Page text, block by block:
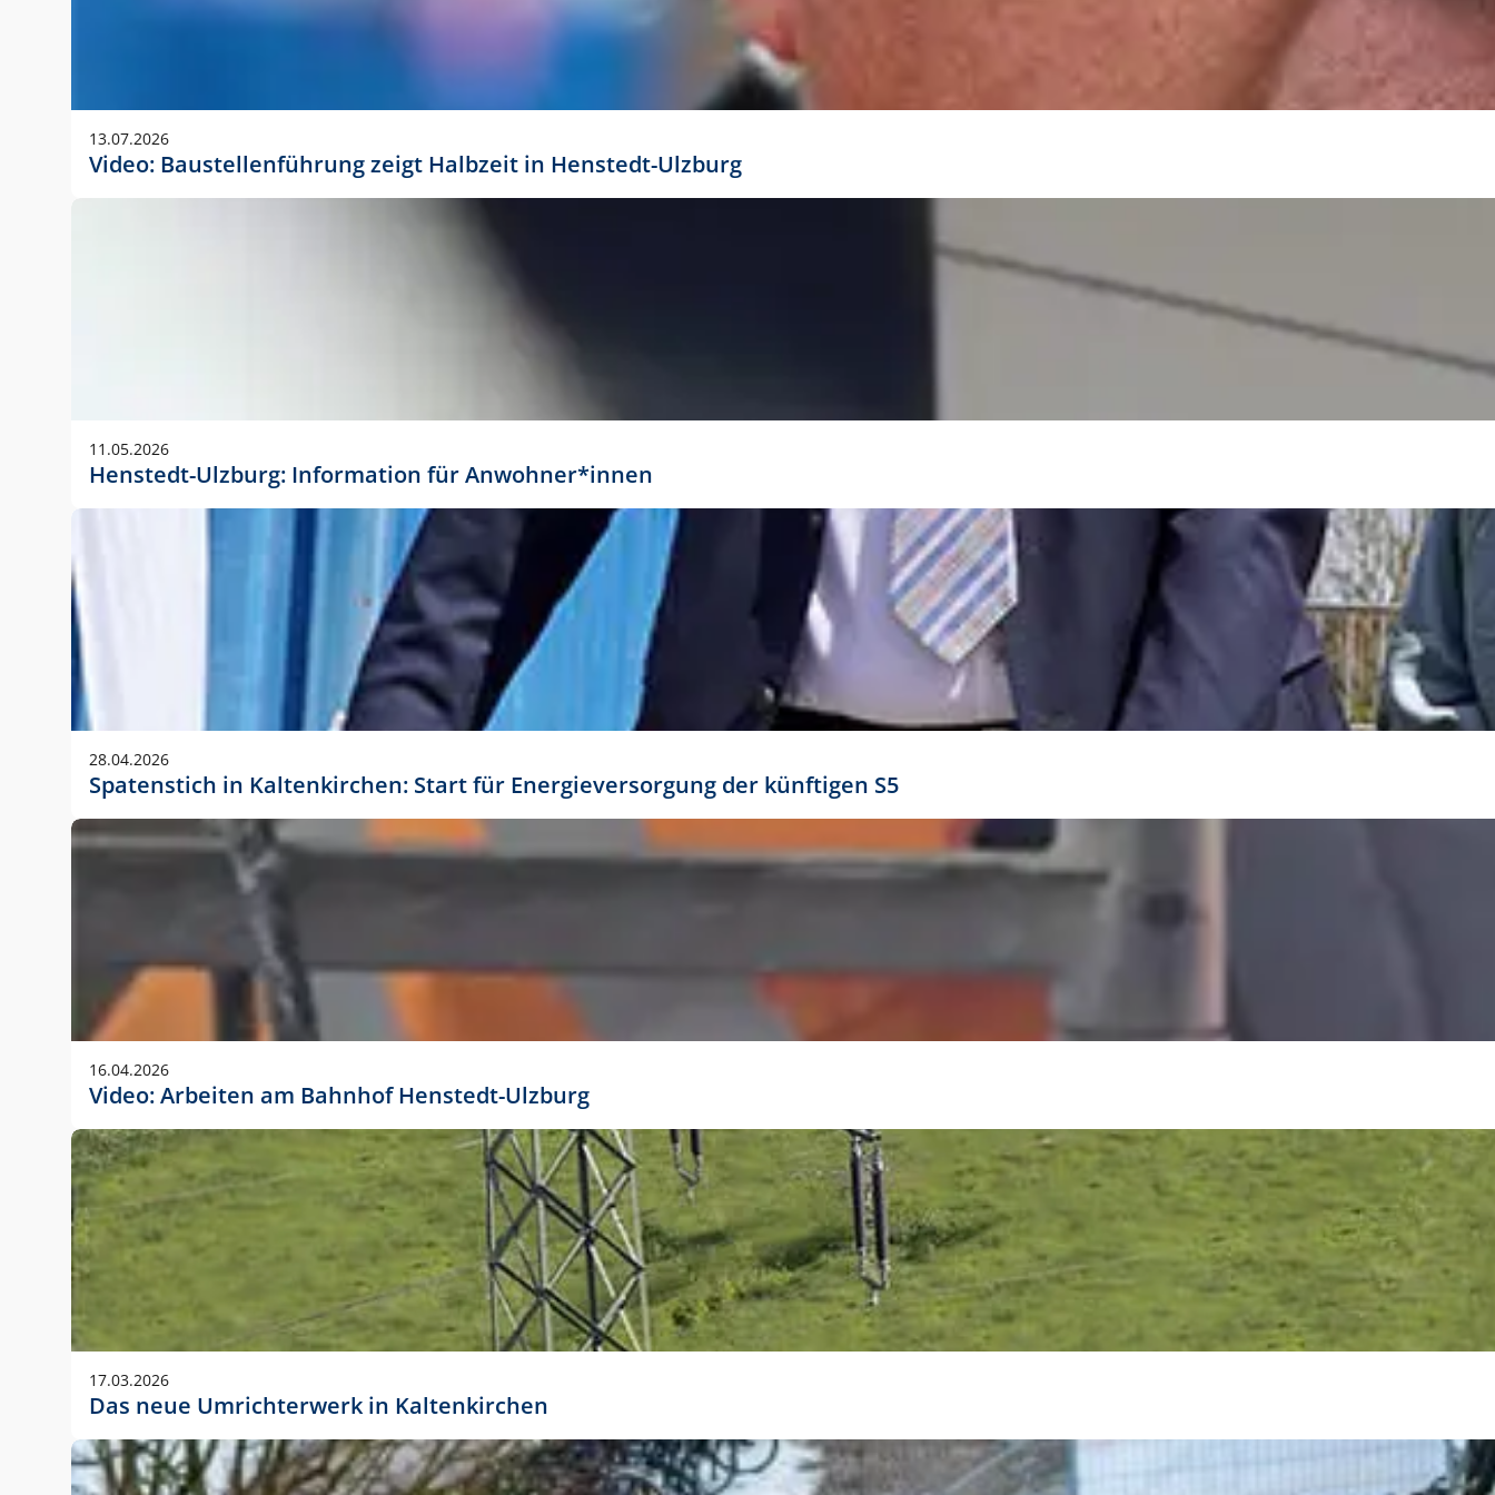
Anwendungsgröße im Layout:
Die Logohöhe beträgt 4 – 10 % der jeweiligen Formathöhe. Daraus ergeben sich für gängige Formate
folgende fest definierte Anwendungsgrößen im Layout:
DIN A3 – 15 mm hoch (5 %)
DIN A1 – 39 mm hoch (5 %)
DIN lang – 10 mm hoch (5 %)
1080 x 1080 px – 78 px hoch (7 %)
In Ausnahmefällen darf das Logo jedoch auch größer oder kleiner gesetzt werden. Dazu bedarf es jedoch
stets der vorherigen Absprache mit der Marketingabteilung.
13.07.2026
Video: Baustellenführung zeigt Halbzeit in Henstedt-Ulzburg
11.05.2026
Henstedt-Ulzburg: Information für Anwohner*innen
28.04.2026
Spatenstich in Kaltenkirchen: Start für Energieversorgung der künftigen S5
16.04.2026
Video: Arbeiten am Bahnhof Henstedt-Ulzburg
17.03.2026
Das neue Umrichterwerk in Kaltenkirchen